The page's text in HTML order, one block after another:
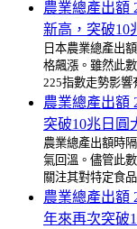
農業總產出額
新高，突破10
日本農業總產出
格飆漲。雖然此
225指數走勢影響
農業總產出額
突破10兆日圓
農業總產出額時
氣回溫。儘管此
關注其對特定食
農業總產出額
年來再次突破